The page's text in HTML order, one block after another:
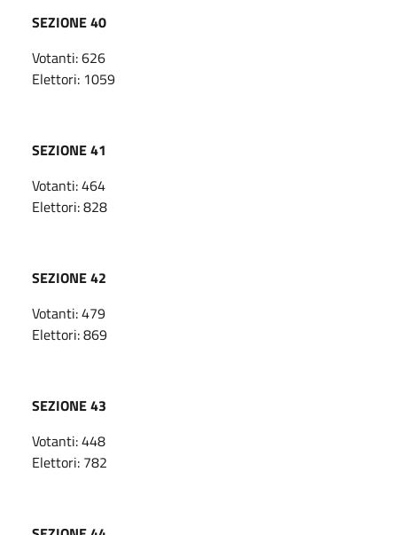
SEZIONE 40
Votanti: 626
Elettori: 1059
SEZIONE 41
Votanti: 464
Elettori: 828
SEZIONE 42
Votanti: 479
Elettori: 869
SEZIONE 43
Votanti: 448
Elettori: 782